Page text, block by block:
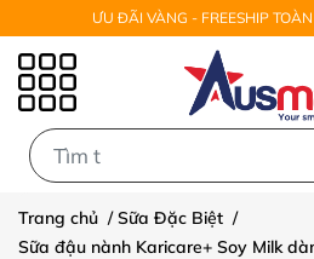
ƯU ĐÃI VÀNG - FREESHIP
Trang chủ /Sữa Đặc Biệt /
Sữa đậu nành Karicare+ Soy Milk